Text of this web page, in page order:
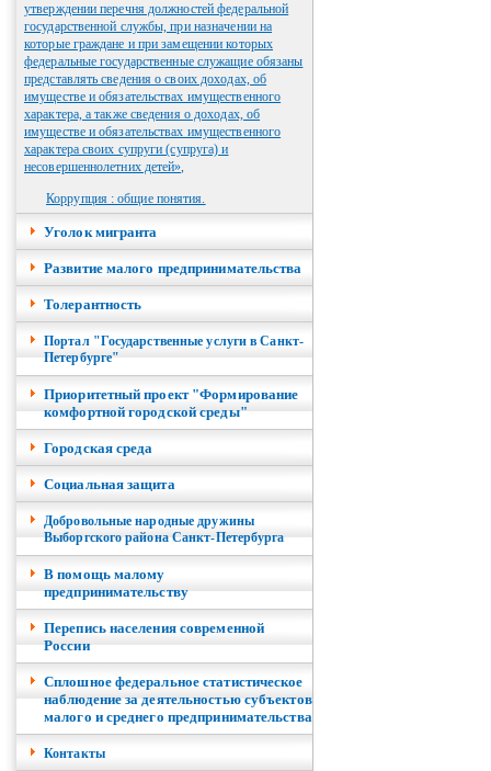
утверждении перечня должностей федеральной
государственной службы, при назначении на
которые граждане и при замещении которых
федеральные государственные служащие обязаны
представлять сведения о своих доходах, об
имуществе и обязательствах имущественного
характера, а также сведения о доходах, об
имуществе и обязательствах имущественного
характера своих супруги (супруга) и
несовершеннолетних детей»,
Коррупция : общие понятия.
Уголок мигранта
Развитие малого предпринимательства
Толерантность
Портал "Государственные услуги в Санкт-
Петербурге"
Приоритетный проект "Формирование
комфортной городской среды"
Городская среда
Социальная защита
Добровольные народные дружины
Выборгского района Санкт-Петербурга
В помощь малому
предпринимательству
Перепись населения современной
России
Сплошное федеральное статистическое
наблюдение за деятельностью субъектов
малого и среднего предпринимательства
Контакты